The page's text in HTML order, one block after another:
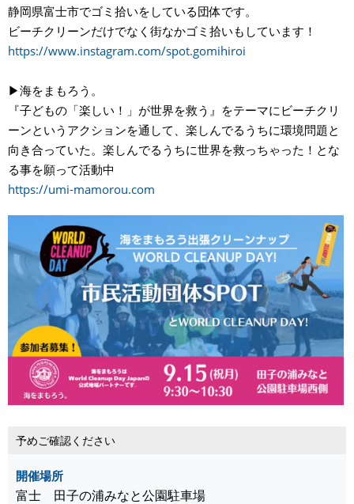
静岡県富士市でゴミ拾いをしている団体です。
ビーチクリーンだけでなく街なかゴミ拾いもしています！
https://www.instagram.com/spot.gomihiroi
▶︎海をまもろう。
『子どもの「楽しい！」が世界を救う』をテーマにビーチクリ
ーンというアクションを通して、楽しんでるうちに環境問題と
向き合っていた。楽しんでるうちに世界を救っちゃった！とな
る事を願って活動中
https://umi-mamorou.com
予めご確認ください
開催場所
富士 田子の浦みなと公園駐車場